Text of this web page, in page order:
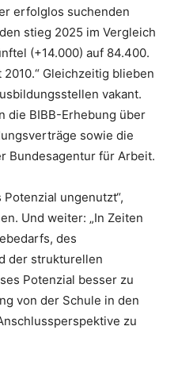
erfolglos suchenden
stieg 2025 im Vergleich
(+14.000) auf 84.400.
Gleichzeitig blieben
vakant.
die BIBB-Erhebung über
sowie die
Bundesagentur für Arbeit.
ungenutzt“,
Und weiter: „In Zeiten
des
der strukturellen
Potenzial besser zu
von der Schule in den
zu